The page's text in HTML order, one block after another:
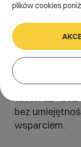
kosztów.
Z _now darmowy
Prowadzisz
Hetmańskiej
Maja? Z _now
tu i teraz – bez
bez
wsparciem.
plików cookies